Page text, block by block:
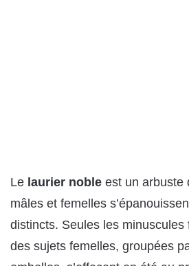
Le laurier noble est un arbuste
mâles et femelles
distincts. Seules les minuscules
des sujets femelles, groupées